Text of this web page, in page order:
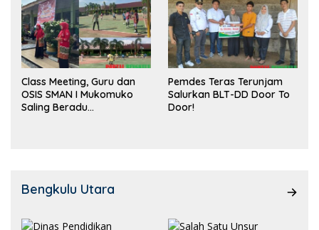
Class Meeting, Guru dan
OSIS SMAN I Mukomuko
Saling Beradu
Pemdes Teras Terunjam
Salurkan BLT-DD Door To
Door!
Bengkulu Utara